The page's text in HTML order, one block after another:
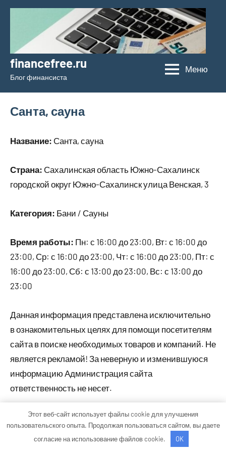
Перейти
содержимому
financefree.ru
Блог финансиста
Меню
Санта, сауна
Название: Санта, сауна
Страна: Сахалинская область Южно-Сахалинск
городской округ Южно-Сахалинск улица Венская, 3
Категория: Бани / Сауны
Время работы: Пн: с 16:00 до 23:00, Вт: с 16:00 до
23:00, Ср: с 16:00 до 23:00, Чт: с 16:00 до 23:00, Пт: с
16:00 до 23:00, Сб: с 13:00 до 23:00, Вс: с 13:00 до
23:00
Данная информация представлена исключительно
в ознакомительных целях для помощи посетителям
сайта в поиске необходимых товаров и компаний. Не
является рекламой! За неверную и изменившуюся
информацию Администрация сайта
ответственность не несет.
Тема WordPress: Occasio от ThemeZee.
Этот веб-сайт использует файлы cookie для улучшения
пользовательского опыта. Продолжая пользоваться сайтом, вы даете
согласие на использование файлов cookie.
OK